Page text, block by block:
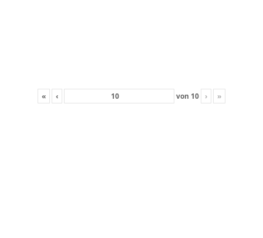
« ‹ von 10 › »